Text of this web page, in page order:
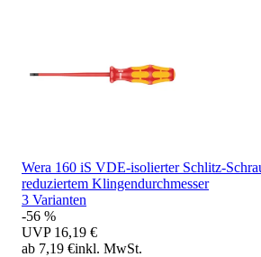
Wera 160 iS VDE-isolierter Schlitz-
reduziertem Klingendurchmesser
3 Varianten
-56 %
UVP 16,19 €
ab 7,19 €inkl. MwSt.